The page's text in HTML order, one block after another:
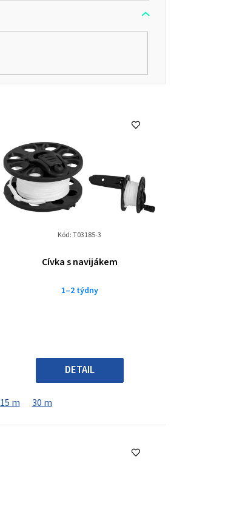
ů
Cívka s navijákem
1–2 týdny
DETAIL
15 m 30 m
Kód:T03185-3